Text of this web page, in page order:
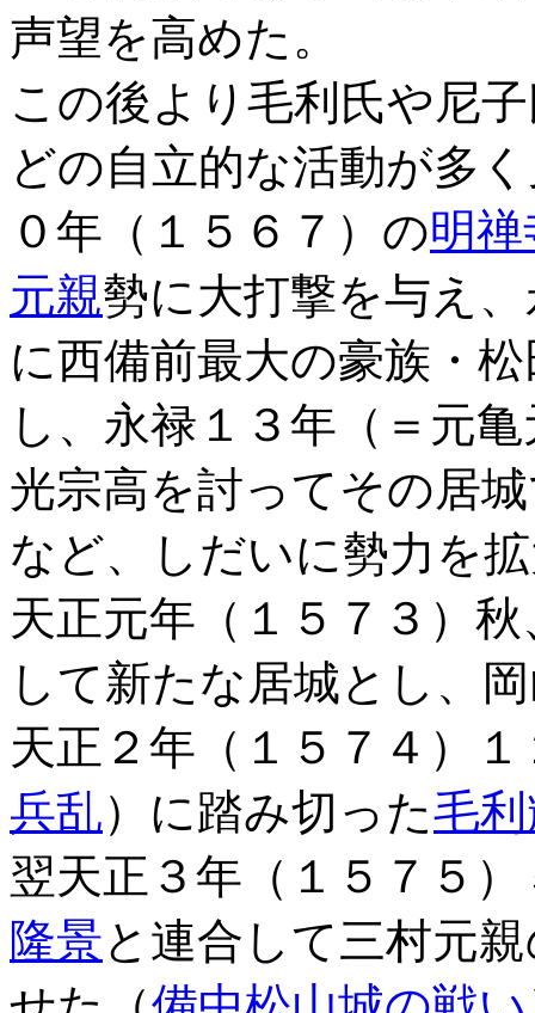
声望を高めた。
この後より毛利氏や尼
どの自立的な活動が多
０年（１５６７）の明
元親勢に大打撃を与え
に西備前最大の豪族・
し、永禄１３年（＝元
光宗高を討ってその居
など、しだいに勢力を
天正元年（１５７３）
して新たな居城とし、
天正２年（１５７４）
兵乱）に踏み切った毛
翌天正３年（１５７５
隆景と連合して三村元